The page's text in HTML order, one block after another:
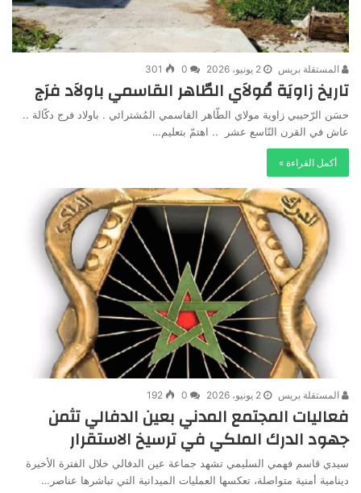
المستقلة بريس 2 يونيو، 2026 0
301
تاريخ زاويَة مُولاَي الطّاهر القاسمي باولاَد فرَج
حسَن الرّحيبي زاوية مولاي الطّاهر القاسمي المُشترائي . باولاد فرج دكّالة ..
عاش في القرن التّاسع عشر .. اهتمّ بتعليم…
أكمل القراءة »
المستقلة بريس 2 يونيو، 2026 0
192
فعاليات المجتمع المدني بعين الدفالي تثمن
جهود الدرك الملكي في ترسيخ الاستقرار
سيدي قاسم فهمي السليمي تشهد جماعة عين الدفالي خلال الفترة الأخيرة
دينامية أمنية متواصلة، تعكسها العمليات الميدانية التي تباشرها عناصر…